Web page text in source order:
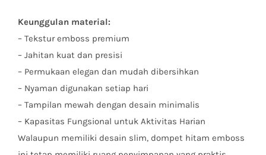
Keunggulan material:
– Tekstur emboss premium
– Jahitan kuat dan presisi
– Permukaan elegan dan mudah dibersihkan
– Nyaman digunakan setiap hari
– Tampilan mewah dengan desain minimalis
– Kapasitas Fungsional untuk Aktivitas Harian
Walaupun memiliki desain slim, dompet hitam emboss